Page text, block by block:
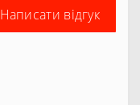
Написати відгук